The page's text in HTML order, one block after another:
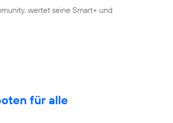
wertet seine Smart+ und
für alle